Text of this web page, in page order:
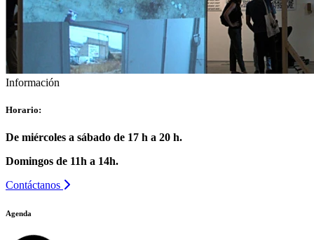
Información
Horario:
De miércoles a sábado de 17 h a 20 h.
Domingos de 11h a 14h.
Contáctanos
Agenda